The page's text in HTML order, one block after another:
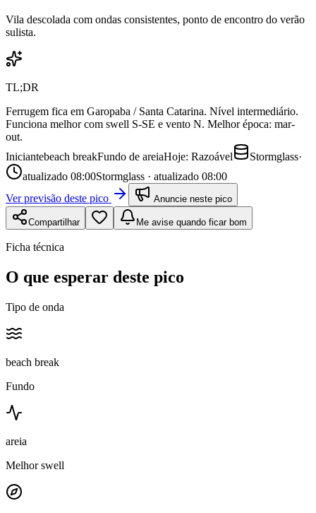
Vila descolada com ondas consistentes, ponto de encontro do verão
sulista.
TL;DR
Ferrugem fica em Garopaba / Santa Catarina. Nível intermediário.
Funciona melhor com swell S-SE e vento N. Melhor época: mar-
out.
Iniciantebeach breakFundo de areiaHoje: Razoável Stormglass·
atualizado 08:00Stormglass · atualizado 08:00
Ver previsão deste pico
Anuncie neste pico
Compartilhar Me avise quando ficar bom
Ficha técnica
O que esperar deste pico
Tipo de onda
beach break
Fundo
areia
Melhor swell